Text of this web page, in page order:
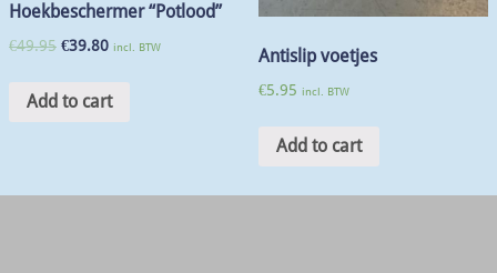
Hoekbeschermer “Potlood”
€49.95 €39.80 incl. BTW
Add to cart
Antislip voetjes
€5.95 incl. BTW
Add to cart